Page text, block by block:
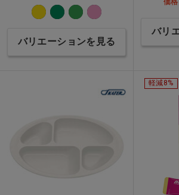
バリエーションを見る
バリ
軽減8%